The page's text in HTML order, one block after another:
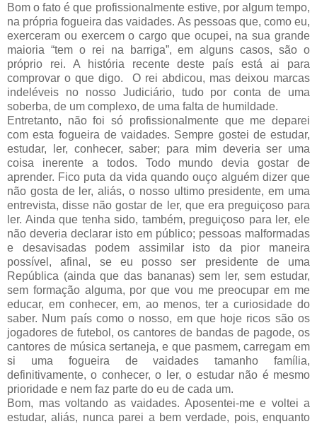
Bom o fato é que profissionalmente estive, por algum tempo,
na própria fogueira das vaidades. As pessoas que, como eu,
exerceram ou exercem o cargo que ocupei, na sua grande
maioria “tem o rei na barriga”, em alguns casos, são o
próprio rei. A história recente deste país está ai para
comprovar o que digo. O rei abdicou, mas deixou marcas
indeléveis no nosso Judiciário, tudo por conta de uma
soberba, de um complexo, de uma falta de humildade.
Entretanto, não foi só profissionalmente que me deparei
com esta fogueira de vaidades. Sempre gostei de estudar,
estudar, ler, conhecer, saber; para mim deveria ser uma
coisa inerente a todos. Todo mundo devia gostar de
aprender. Fico puta da vida quando ouço alguém dizer que
não gosta de ler, aliás, o nosso ultimo presidente, em uma
entrevista, disse não gostar de ler, que era preguiçoso para
ler. Ainda que tenha sido, também, preguiçoso para ler, ele
não deveria declarar isto em público; pessoas malformadas
e desavisadas podem assimilar isto da pior maneira
possível, afinal, se eu posso ser presidente de uma
República (ainda que das bananas) sem ler, sem estudar,
sem formação alguma, por que vou me preocupar em me
educar, em conhecer, em, ao menos, ter a curiosidade do
saber. Num país como o nosso, em que hoje ricos são os
jogadores de futebol, os cantores de bandas de pagode, os
cantores de música sertaneja, e que pasmem, carregam em
si uma fogueira de vaidades tamanho família,
definitivamente, o conhecer, o ler, o estudar não é mesmo
prioridade e nem faz parte do eu de cada um.
Bom, mas voltando as vaidades. Aposentei-me e voltei a
estudar, aliás, nunca parei a bem verdade, pois, enquanto